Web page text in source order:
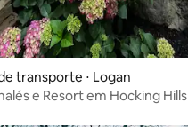
transporte ⋅ Logan
e Resort em Hocking Hills